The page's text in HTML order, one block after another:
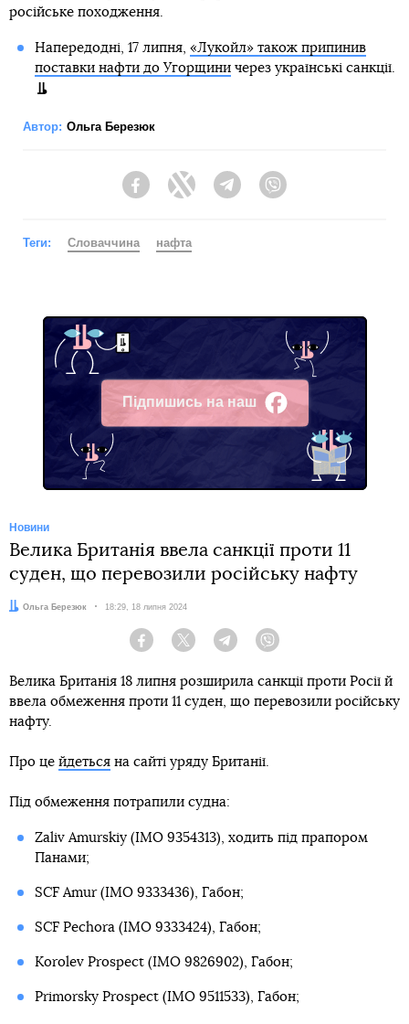
російське походження.
Напередодні, 17 липня, «Лукойл» також припинив
поставки нафти до Угорщиничерез українські санкції.
Автор: Ольга Березюк
FacebookTwitter Telegram
Теги: Словаччина нафта
Підпишись на наш
Facebook
Новини
Велика Британія ввела санкції проти 11
суден, що перевозили російську нафту
Автор:
Ольга Березюк Дата:
18:29, 18 липня 2024
Facebook Twitter Telegram
Велика Британія 18 липня розширила санкції проти Росії й
ввела обмеження проти 11 суден, що перевозили російську
нафту.
Про це йдеться на сайті уряду Британії.
Під обмеження потрапили судна:
Zaliv Amurskiy (IMO 9354313), ходить під прапором
Панами;
SCF Amur (IMO 9333436), Габон;
SCF Pechora (IMO 9333424), Габон;
Korolev Prospect (IMO 9826902), Габон;
Primorsky Prospect (IMO 9511533), Габон;